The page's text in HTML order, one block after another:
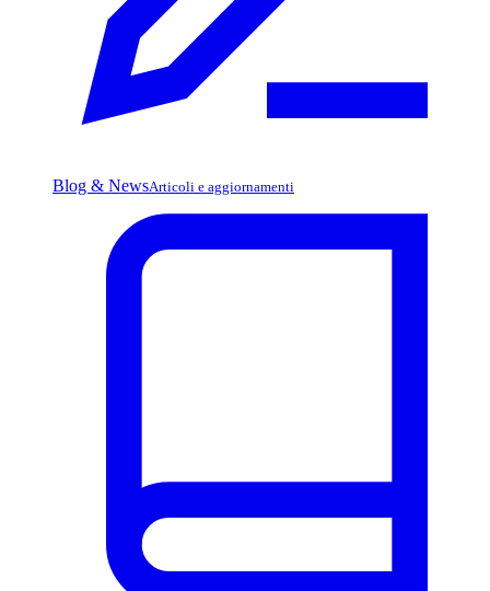
Blog & NewsArticoli e aggiornamenti